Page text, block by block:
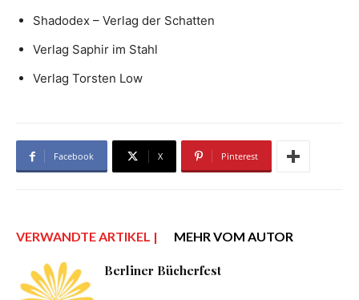
Shadodex – Verlag der Schatten
Verlag Saphir im Stahl
Verlag Torsten Low
Facebook X Pinterest
VERWANDTE ARTIKEL | MEHR VOM AUTOR
Berliner Bücherfest